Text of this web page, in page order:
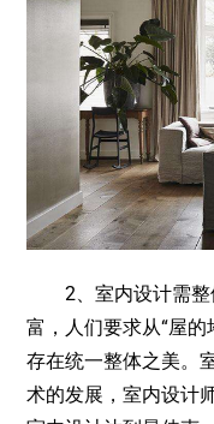
2、室内设计需整
富，人们要求从“屋
存在统一整体之美。
术的发展，室内设计